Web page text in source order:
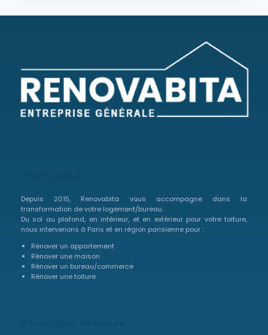
Depuis 2015, Renovabita vous accompagne dans la
transformation de votre logement/bureau.
Du sol au plafond, en intérieur, et en extérieur pour votre toiture,
nous intervenons à Paris et en région parisienne pour :
Rénover un appartement
Rénover une maison
Rénover un bureau/commerce
Rénover une toiture